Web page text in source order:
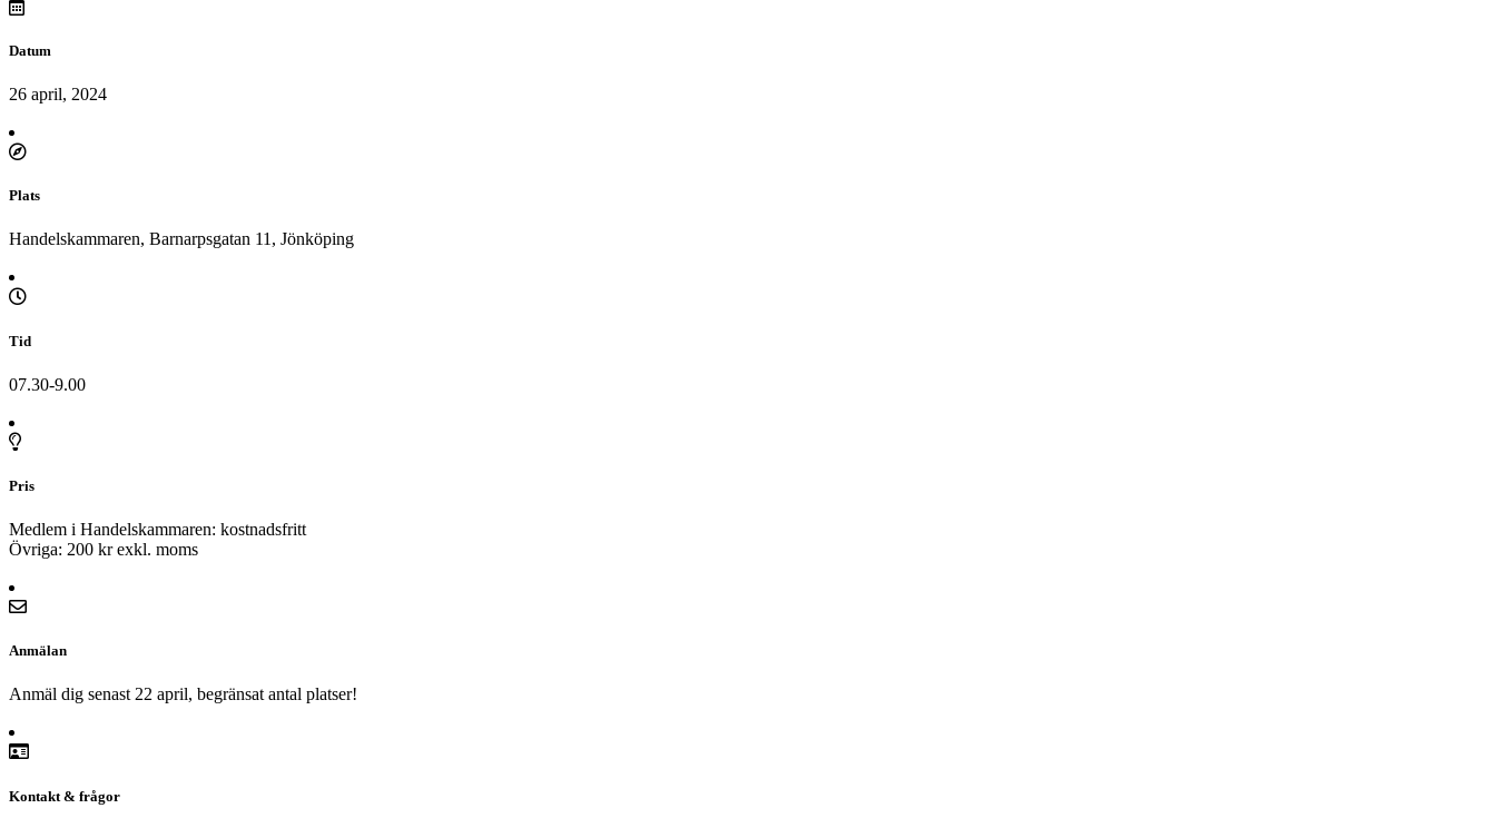
Datum
26 april, 2024
Plats
Handelskammaren, Barnarpsgatan 11, Jönköping
Tid
07.30-9.00
Pris
Medlem i Handelskammaren: kostnadsfritt
Övriga: 200 kr exkl. moms
Anmälan
Anmäl dig senast 22 april, begränsat antal platser!
Kontakt & frågor